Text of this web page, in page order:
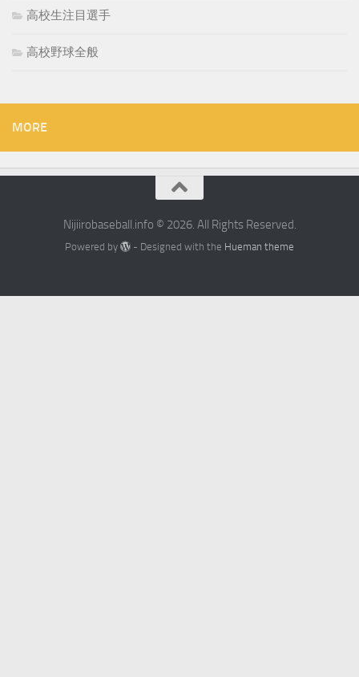
高校生注目選手
高校野球全般
MORE
Nijiirobaseball.info © 2026. All Rights Reserved.
Powered by - Designed with the Hueman theme